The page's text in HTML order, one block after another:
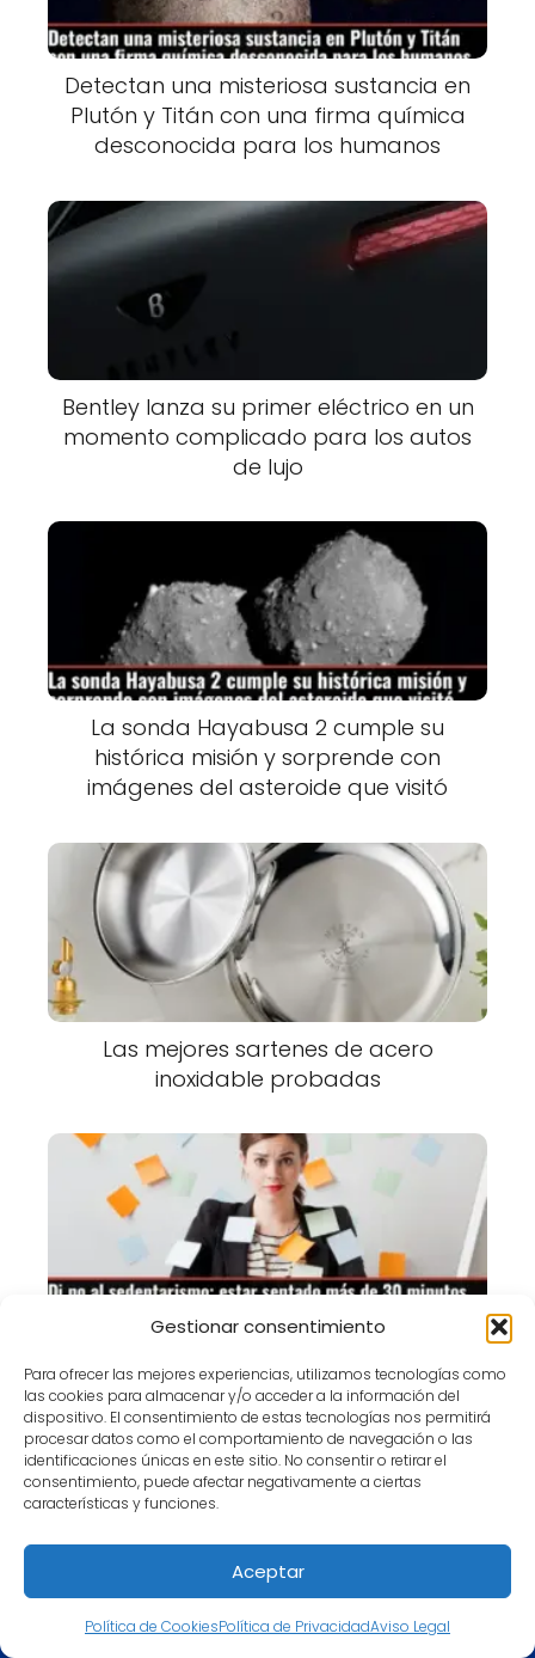
Gestionar consentimiento
Para ofrecer las mejores experiencias, utilizamos tecnologías como
las cookies para almacenar y/o acceder a la información del
dispositivo. El consentimiento de estas tecnologías nos permitirá
procesar datos como el comportamiento de navegación o las
identificaciones únicas en este sitio. No consentir o retirar el
consentimiento, puede afectar negativamente a ciertas
características y funciones.
Aceptar
Política de CookiesPolítica de PrivacidadAviso Legal
Detectan una misteriosa sustancia en
Plutón y Titán con una firma química
desconocida para los humanos
Bentley lanza su primer eléctrico en un
momento complicado para los autos
de lujo
La sonda Hayabusa 2 cumple su
histórica misión y sorprende con
imágenes del asteroide que visitó
Las mejores sartenes de acero
inoxidable probadas
Di no al sedentarismo: estar sentado
más de 30 minutos seguidos al día
podría aumentar el riesgo de cáncer
La guía WIRED a Guadalajara